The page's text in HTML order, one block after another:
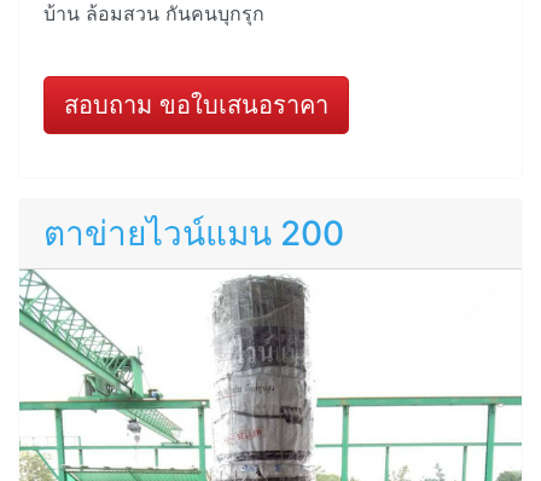
บ้าน ล้อมสวน กันคนบุกรุก
สอบถาม ขอใบเสนอราคา
ตาข่ายไวน์แมน 200